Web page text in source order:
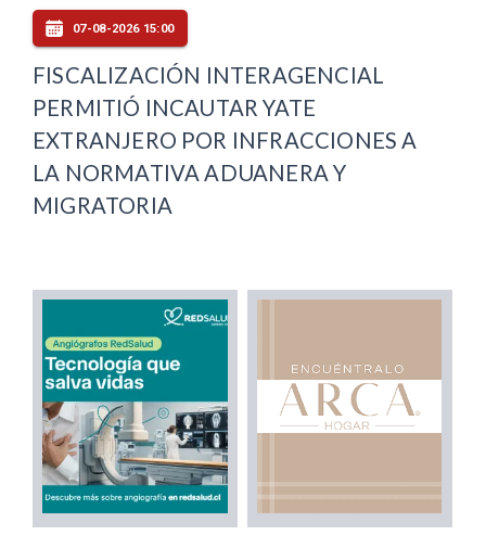
07-08-2026 15:00
FISCALIZACIÓN INTERAGENCIAL
PERMITIÓ INCAUTAR YATE
EXTRANJERO POR INFRACCIONES A
LA NORMATIVA ADUANERA Y
MIGRATORIA